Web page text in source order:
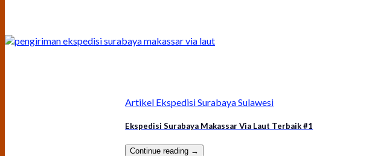
Artikel Ekspedisi Surabaya Sulawesi
Ekspedisi Surabaya Makassar Via Laut Terbaik #1
Continue reading →